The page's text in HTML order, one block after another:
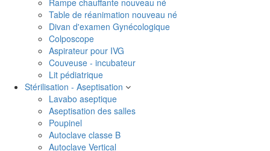
Rampe chauffante nouveau né
Table de réanimation nouveau né
Divan d'examen Gynécologique
Colposcope
Aspirateur pour IVG
Couveuse - incubateur
Lit pédiatrique
Stérilisation - Aseptisation
Lavabo aseptique
Aseptisation des salles
Poupinel
Autoclave classe B
Autoclave Vertical